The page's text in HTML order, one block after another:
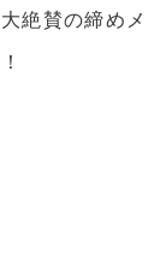
絶賛の締めメ